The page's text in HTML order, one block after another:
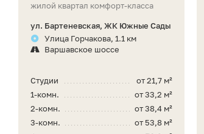
жилой квартал комфорт-класса
ул. Бартеневская, ЖК Южные Сады
Улица Горчакова, 1.1 км
Варшавское шоссе
от 21,7 м²
Студии
от 33,2 м²
1-комн.
от 38,4 м²
2-комн.
от 53,8 м²
3-комн.